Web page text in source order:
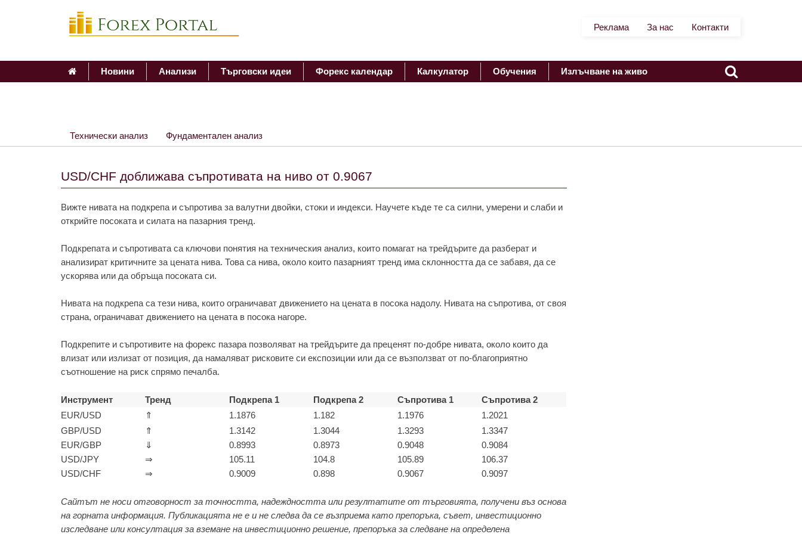
Реклама За нас Контакти
Новини Анализи Търговски идеи Форекс календар Калкулатор Обучения Излъчване на живо
Технически анализ Фундаментален анализ
USD/CHF доближава съпротивата на ниво от 0.9067
Вижте нивата на подкрепа и съпротива за валутни двойки, стоки и индекси. Научете къде те са силни, умерени и слаби и
открийте посоката и силата на пазарния тренд.
Подкрепата и съпротивата са ключови понятия на техническия анализ, които помагат на трейдърите да разберат и
анализират критичните за цената нива. Това са нива, около които пазарният тренд има склонността да се забавя, да се
ускорява или да обръща посоката си.
Нивата на подкрепа са тези нива, които ограничават движението на цената в посока надолу. Нивата на съпротива, от своя
страна, ограничават движението на цената в посока нагоре.
Подкрепите и съпротивите на форекс пазара позволяват на трейдърите да преценят по-добре нивата, около които да
влизат или излизат от позиция, да намаляват рисковите си експозиции или да се възползват от по-благоприятно
съотношение на риск спрямо печалба.
Инструмент Тренд Подкрепа 1 Подкрепа 2 Съпротива 1
Съпротива 2
EUR/USD
⇑ 1.1876 1.182 1.1976
1.2021
GBP/USD
⇑ 1.3142 1.3044 1.3293
1.3347
EUR/GBP
⇓ 0.8993 0.8973 0.9048
0.9084
USD/JPY
⇒ 105.11 104.8 105.89
106.37
USD/CHF
⇒ 0.9009 0.898 0.9067 0.9097
Сайтът не носи отговорност за точността, надеждността или резултатите от търговията, получени въз основа
на горната информация. Публикацията не е и не следва да се възприема като препоръка, съвет, инвестиционно
изследване или консултация за вземане на инвестиционно решение, препоръка за следване на определена